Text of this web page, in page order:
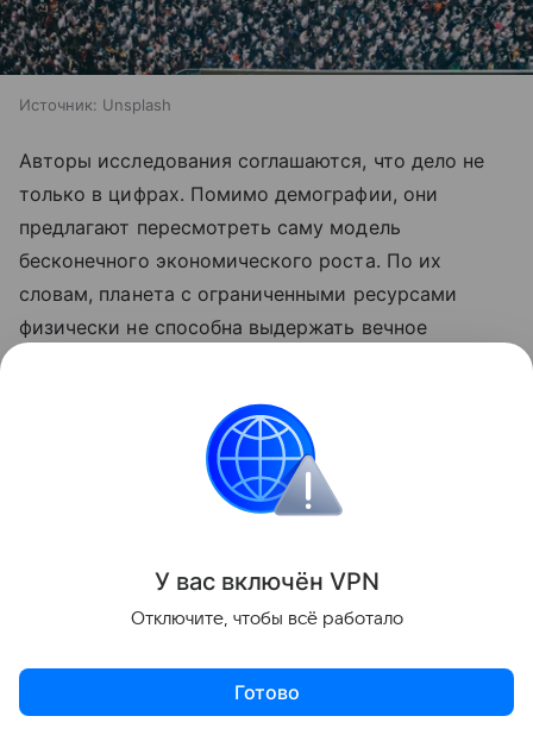
Источник: Unsplash
Авторы исследования соглашаются, что дело не
только в цифрах. Помимо демографии, они
предлагают пересмотреть саму модель
бесконечного экономического роста. По их
словам, планета с ограниченными ресурсами
физически не способна выдержать вечное
стабилизация численности населения.
У вас включён VPN
Отключите, чтобы всё работало
Готово